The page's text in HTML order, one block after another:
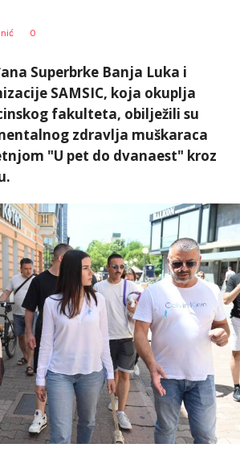
0
Superbrke Banja Luka i
SAMSIC, koja okuplja
fakulteta, obilježili su
zdravlja muškaraca
"U pet do dvanaest" kroz